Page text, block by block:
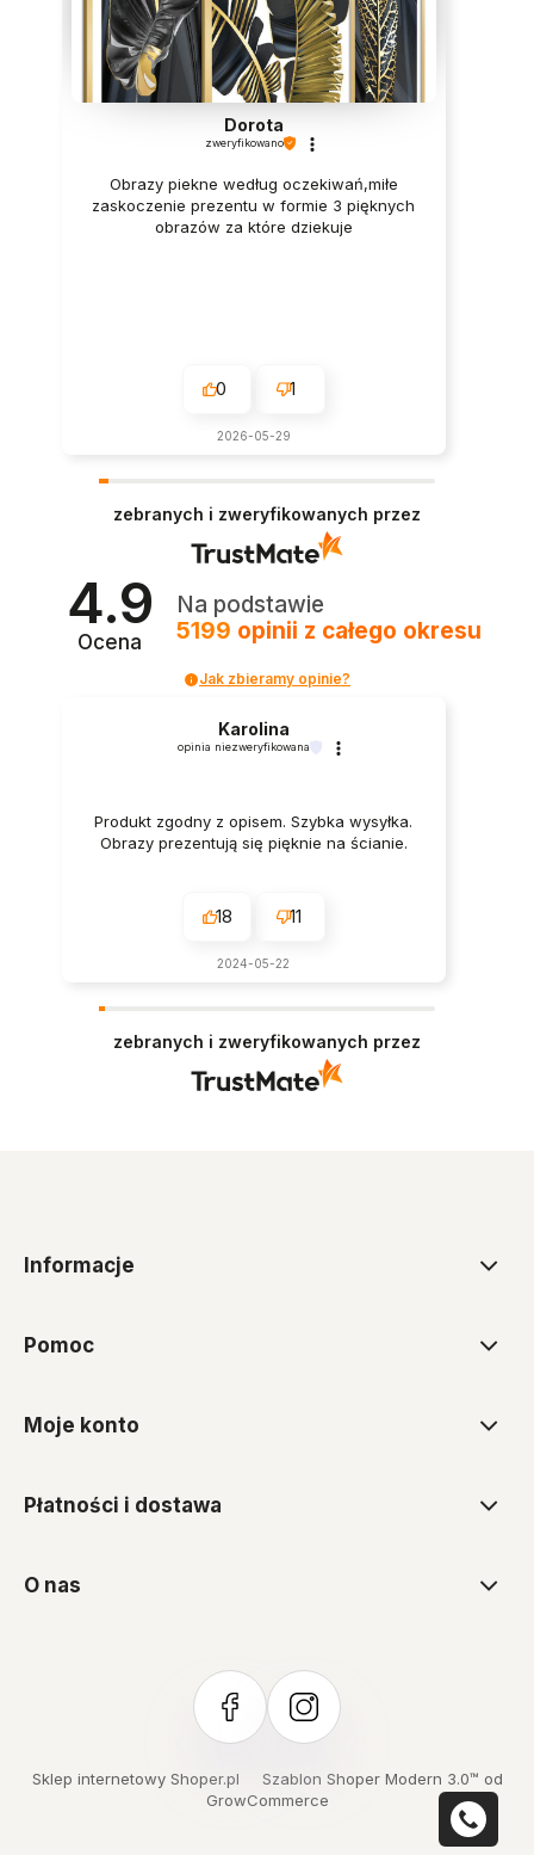
Dorota
zweryfikowano
Obrazy piekne według oczekiwań,miłe
zaskoczenie prezentu w formie 3 pięknych
obrazów za które dziekuje
0 1
2026-05-29
zebranych i zweryfikowanych przez
4.9
Ocena
Na podstawie
5199 opinii z całego okresu
Jak zbieramy opinie?
Karolina
opinia niezweryfikowana
Produkt zgodny z opisem. Szybka wysyłka.
Obrazy prezentują się pięknie na ścianie.
18 11
2024-05-22
zebranych i zweryfikowanych przez
Informacje
Pomoc
Moje konto
Płatności i dostawa
O nas
Sklep internetowy Shoper.pl Szablon Shoper Modern 3.0™ od
GrowCommerce